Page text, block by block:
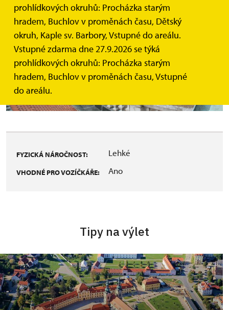
prohlídkových okruhů: Procházka starým
hradem, Buchlov v proměnách času, Dětský
okruh, Kaple sv. Barbory, Vstupné do areálu.
Vstupné zdarma dne 27.9.2026 se týká
prohlídkových okruhů: Procházka starým
hradem, Buchlov v proměnách času, Vstupné
do areálu.
FYZICKÁ NÁROČNOST: Lehké
VHODNÉ PRO VOZÍČKÁŘE: Ano
Tipy na výlet